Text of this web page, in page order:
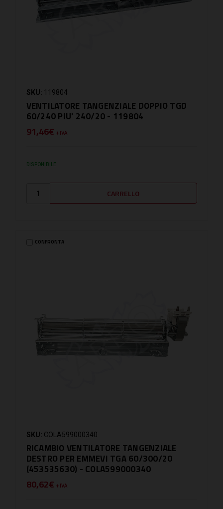
SKU: 119804
VENTILATORE TANGENZIALE DOPPIO TGD
60/240 PIU' 240/20 - 119804
91,46€ + IVA
DISPONIBILE
CONFRONTA
SKU: COLA599000340
RICAMBIO VENTILATORE TANGENZIALE
DESTRO PER EMMEVI TGA 60/300/20
(453535630) - COLA599000340
80,62€ + IVA